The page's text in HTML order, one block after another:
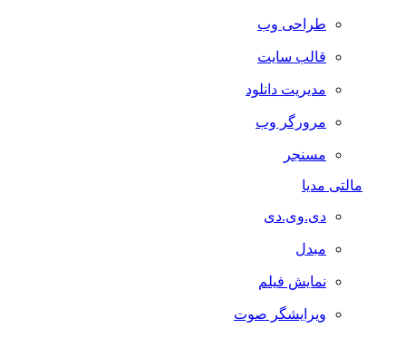
طراحی وب
قالب سایت
مدیریت دانلود
مرورگر وب
مسنجر
مالتی مدیا
دی.وی.دی
مبدل
نمایش فیلم
ویرایشگر صوت